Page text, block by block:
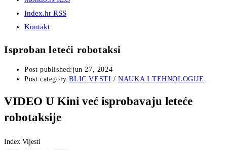
Index.hr RSS
Kontakt
Isproban leteći robotaksi
Post published:jun 27, 2024
Post category:BLIC VESTI / NAUKA I TEHNOLOGIJE
VIDEO U Kini već isprobavaju leteće
robotaksije
Index Vijesti